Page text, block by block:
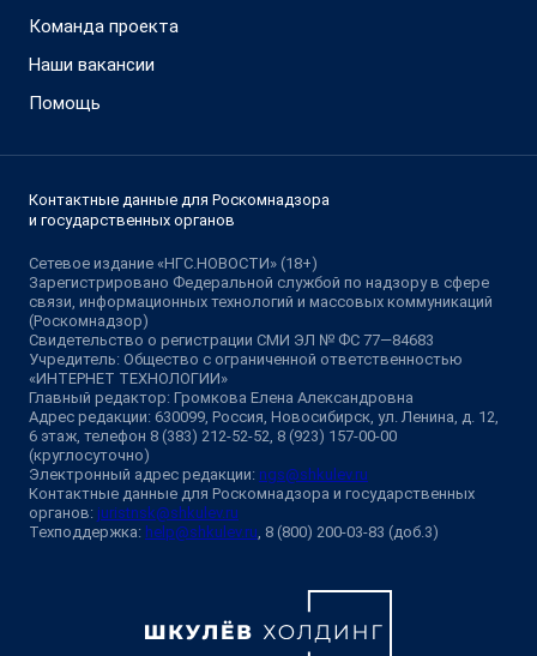
Команда проекта
Наши вакансии
Помощь
Контактные данные для Роскомнадзора
и государственных органов
Сетевое издание «НГС.НОВОСТИ» (18+)
Зарегистрировано Федеральной службой по надзору в сфере
связи, информационных технологий и массовых коммуникаций
(Роскомнадзор)
Свидетельство о регистрации СМИ ЭЛ № ФС 77—84683
Учредитель: Общество с ограниченной ответственностью
«ИНТЕРНЕТ ТЕХНОЛОГИИ»
Главный редактор: Громкова Елена Александровна
Адрес редакции: 630099, Россия, Новосибирск, ул. Ленина, д. 12,
6 этаж, телефон 8 (383) 212-52-52, 8 (923) 157-00-00
(круглосуточно)
Электронный адрес редакции: ngs@shkulev.ru
Контактные данные для Роскомнадзора и государственных
органов: juristnsk@shkulev.ru
Техподдержка: help@shkulev.ru, 8 (800) 200-03-83 (доб.3)